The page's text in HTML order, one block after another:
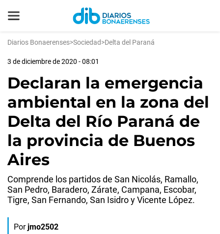
Diarios Bonaerenses>Sociedad>Delta del Paraná
3 de diciembre de 2020 - 08:01
Declaran la emergencia
ambiental en la zona del
Delta del Río Paraná de
la provincia de Buenos
Aires
Comprende los partidos de San Nicolás, Ramallo,
San Pedro, Baradero, Zárate, Campana, Escobar,
Tigre, San Fernando, San Isidro y Vicente López.
Por jmo2502